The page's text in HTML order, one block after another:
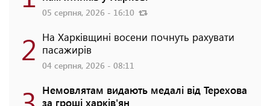
05 серпня, 2026 - 16:10
2 На Харківщині восени почнуть рахувати
пасажирів
04 серпня, 2026 - 08:11
Немовлятам видають медалі від Терехова
за гроші харків'ян